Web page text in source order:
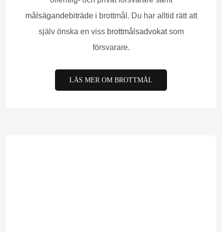
målsägandebiträdei brottmål. Du har alltid rätt att
själv önska en viss brottmålsadvokatsom
försvarare.
LÄS MER OM BROTTMÅL